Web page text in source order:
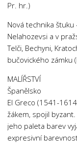
Pr. hr.)
Nová technika
Nelahozevsi a v
Telči, Bechyni,
bučovického zámku
MALÍŘSTVÍ
Španělsko
El Greco (1541-
žákem, spojil
jeho paleta barev
expresivní